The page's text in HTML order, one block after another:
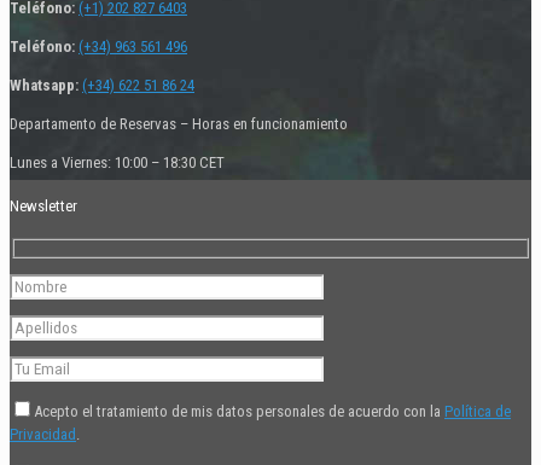
Teléfono: (+1) 202 827 6403
Teléfono: (+34) 963 561 496
Whatsapp: (+34) 622 51 86 24
Departamento de Reservas – Horas en funcionamiento
Lunes a Viernes: 10:00 – 18:30 CET
Newsletter
Acepto el tratamiento de mis datos personales de acuerdo con la Política de
Privacidad .